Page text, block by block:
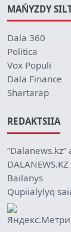
MAŃYZDY
Dala 360
Politica
Vox Populi
Dala Finance
Shartarap
REDAKTSIIA
Bailanys
Qupiialylyq